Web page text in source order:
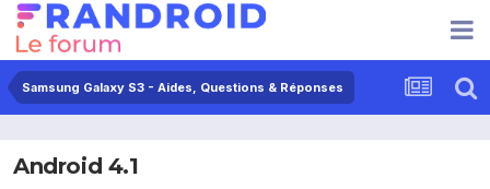
Samsung Galaxy S3 - Aides, Questions & Réponses
Android 4.1